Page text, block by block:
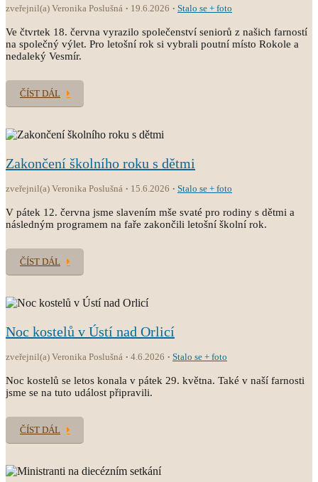
zveřejnil(a) Veronika Poslušná 19.6.2026 Stalo se + foto
Ve čtvrtek 18. června vyrazilo společenství seniorů z našich farností
na společný výlet. Pro letošní rok si vybrali poutní místo Rokole a
nedaleký Vesmír.
ČÍST DÁL
Zakončení školního roku s dětmi
zveřejnil(a) Veronika Poslušná 15.6.2026 Stalo se + foto
V pátek 12. června jsme slavením mše svaté pro rodiny s dětmi a
následným programem na faře zakončili letošní školní rok.
ČÍST DÁL
Noc kostelů v Ústí nad Orlicí
zveřejnil(a) Veronika Poslušná 4.6.2026 Stalo se + foto
Noc kostelů se letos konala v pátek 29. května. Také v naší farnosti
jsme se na tuto událost připravili.
ČÍST DÁL